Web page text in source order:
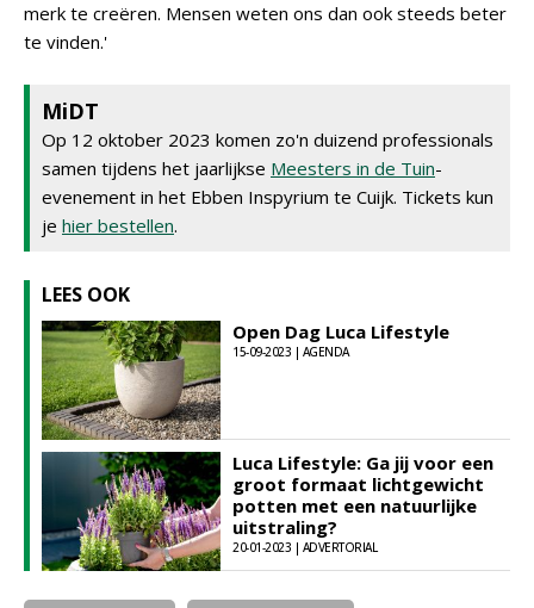
merk te creëren. Mensen weten ons dan ook steeds beter
te vinden.'
MiDT
Op 12 oktober 2023 komen zo'n duizend professionals
samen tijdens het jaarlijkse Meesters in de Tuin-
evenement in het Ebben Inspyrium te Cuijk. Tickets kun
je hier bestellen.
LEES OOK
Open Dag Luca Lifestyle
15-09-2023 | AGENDA
Luca Lifestyle: Ga jij voor een
groot formaat lichtgewicht
potten met een natuurlijke
uitstraling?
20-01-2023 | ADVERTORIAL